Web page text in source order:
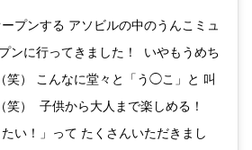
ㅤㅤㅤㅤㅤㅤㅤ 3/15、今日横浜にオープンする アソビルの中のうんこミュ
きました！ ㅤㅤㅤㅤㅤㅤㅤㅤㅤㅤㅤㅤㅤ いやもうめち
笑） こんなに堂々と「う◯こ」と 叫
ㅤㅤㅤㅤㅤㅤㅤㅤㅤㅤ 子供から大人まで楽しめる！
い！」って たくさんいただきまし